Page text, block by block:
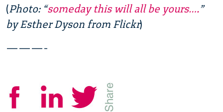
(Photo: “someday this will all be yours….”
by Esther Dyson from Flickr)
———-